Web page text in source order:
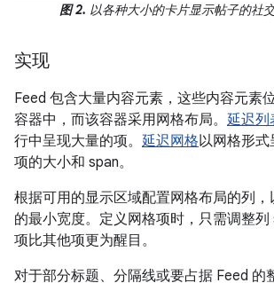
图 2. 以各种大小的卡片显示帖子的社交
实现
Feed 包含大量内容元素，这些内容元素
容器中，而该容器采用网格布局。 延迟列
行中呈现大量的项。 延迟网格以网格形
项的大小和 span。
根据可用的显示区域配置网格布局的列
的最小宽度。定义网格项时，只需调整
项比其他项更为醒目。
对于部分标题、分隔线或要占据 Feed 的